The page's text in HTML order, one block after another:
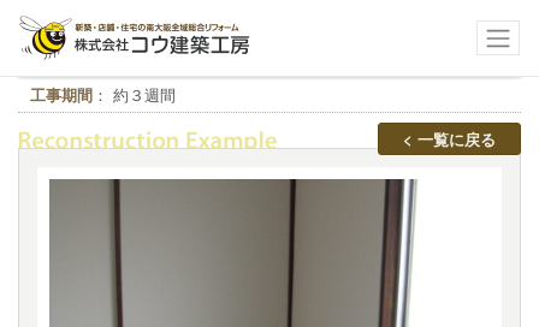
堺市堺区 Ｋ様 収益物件
工事期間 ： 約３週間
< 一覧に戻る